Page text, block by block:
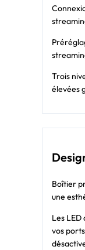
Trois
élevées
Boîtier
une
Les
vos